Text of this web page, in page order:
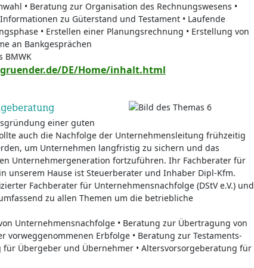
• Beratung zur Organisation des Rechnungswesens •
zu Güterstand und Testament • Laufende
• Erstellen einer Planungsrechnung • Erstellung von
an Bankgesprächen
BMWK
DE/Home/inhalt.html
einer guten
auch die Nachfolge der Unternehmensleitung frühzeitig
um Unternehmen langfristig zu sichern und das
Unternehmergeneration fortzuführen. Ihr Fachberater für
unserem Hause ist Steuerberater und Inhaber Dipl-Kfm.
Fachberater für Unternehmensnachfolge (DStV e.V.) und
zu allen Themen um die betriebliche
Unternehmensnachfolge • Beratung zur Übertragung von
vorweggenommenen Erbfolge • Beratung zur Testaments-
Übergeber und Übernehmer • Altersvorsorgeberatung für